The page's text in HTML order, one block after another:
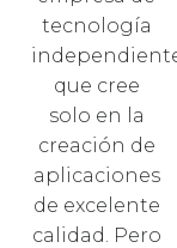
tecnología
que cree
solo en la
creación de
aplicaciones
de excelente
calidad. Pero